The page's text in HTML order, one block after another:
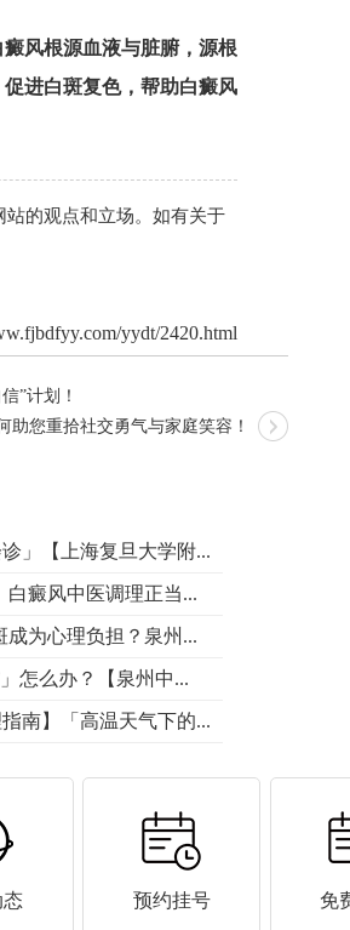
风根源血液与脏腑，源根
进白斑复色，帮助白癜风
的观点和立场。如有关于
yydt/2420.html
”计划！
助您重拾社交勇气与家庭笑容！
」【上海复旦大学附...
白癜风中医调理正当...
成为心理负担？泉州...
怎么办？【泉州中...
南】「高温天气下的...
态 预约挂号 免